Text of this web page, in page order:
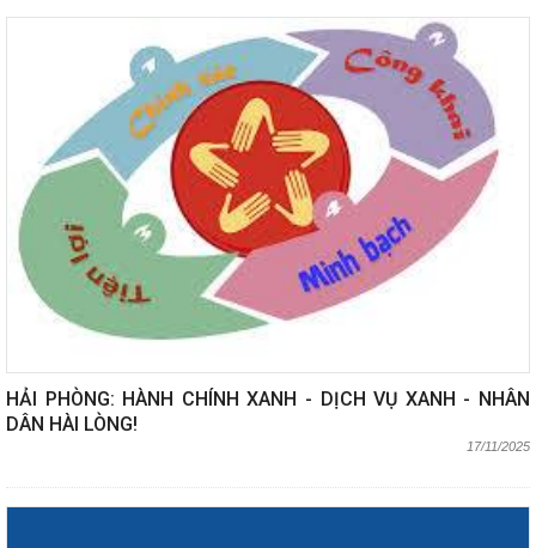
HẢI PHÒNG: HÀNH CHÍNH XANH - DỊCH VỤ XANH - NHÂN
DÂN HÀI LÒNG!
17/11/2025